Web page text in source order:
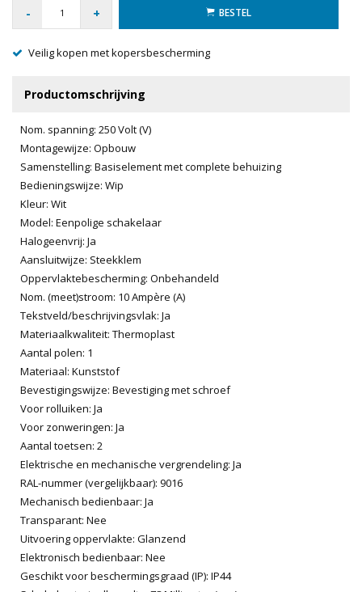
- + BESTEL
Veilig kopen met kopersbescherming
Productomschrijving
Nom. spanning: 250 Volt (V)
Montagewijze: Opbouw
Samenstelling: Basiselement met complete behuizing
Bedieningswijze: Wip
Kleur: Wit
Model: Eenpolige schakelaar
Halogeenvrij: Ja
Aansluitwijze: Steekklem
Oppervlaktebescherming: Onbehandeld
Nom. (meet)stroom: 10 Ampère (A)
Tekstveld/beschrijvingsvlak: Ja
Materiaalkwaliteit: Thermoplast
Aantal polen: 1
Materiaal: Kunststof
Bevestigingswijze: Bevestiging met schroef
Voor rolluiken: Ja
Voor zonweringen: Ja
Aantal toetsen: 2
Elektrische en mechanische vergrendeling: Ja
RAL-nummer (vergelijkbaar): 9016
Mechanisch bedienbaar: Ja
Transparant: Nee
Uitvoering oppervlakte: Glanzend
Elektronisch bedienbaar: Nee
Geschikt voor beschermingsgraad (IP): IP44